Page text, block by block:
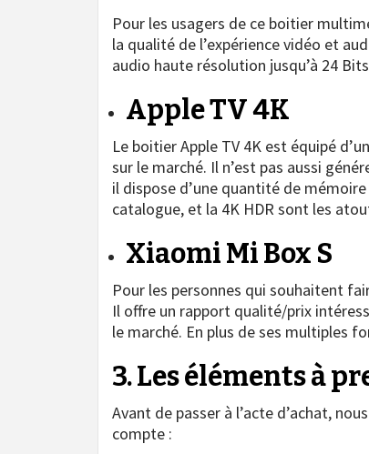
Pour les usagers de ce boitier
la qualité de l’expérience vidéo et
audio haute résolution jusqu’à 24
Apple TV 4K
Le boitier Apple TV 4K est équipé
sur le marché. Il n’est pas aussi
il dispose d’une quantité de
catalogue, et la 4K HDR sont les
Xiaomi Mi Box S
Pour les personnes qui souhaitent
Il offre un rapport qualité/prix
le marché. En plus de ses multiples
3. Les éléments à
Avant de passer à l’acte d’achat,
compte :